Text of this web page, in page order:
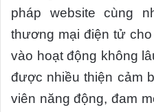
pháp website cùng
thương mại điện tử
vào hoạt động không
được nhiều thiện cảm
viên năng động, đam